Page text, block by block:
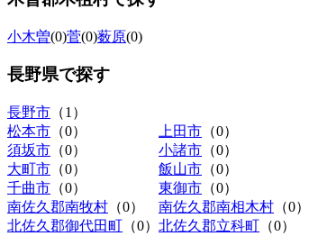
小木曽(0)菅(0)薮原(0)
長野県で探す
長野市 （1）
松本市 （0） 上田市 （0）
須坂市 （0） 小諸市 （0）
大町市 （0） 飯山市 （0）
千曲市 （0） 東御市 （0）
南佐久郡南牧村 （0） 南佐久郡南相木村 （0）
北佐久郡御代田町 （0） 北佐久郡立科町 （0）